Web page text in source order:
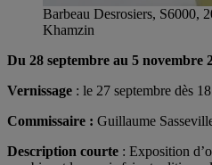
Barbeau Desrosiers, S6000,
Khamzin
Du 28 septembre au 5 novembre
Vernissage : le 27 septembre dès
Commissaire : Guillaume
Description courte : Exposition